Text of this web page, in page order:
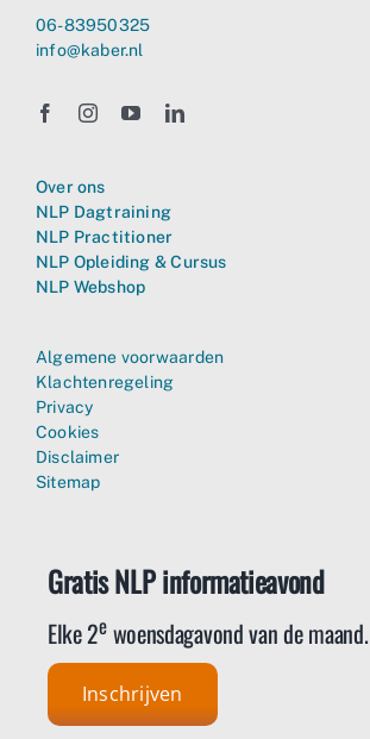
06-83950325
info@kaber.nl
Over ons
NLP Dagtraining
NLP Practitioner
NLP Opleiding & Cursus
NLP Webshop
Algemene voorwaarden
Klachtenregeling
Privacy
Cookies
Disclaimer
Sitemap
Gratis NLP informatieavond
Elke 2ewoensdagavond van de maand.
Inschrijven